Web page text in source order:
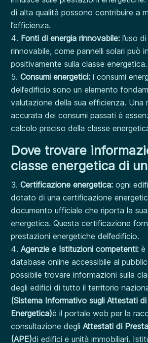
di alta qualità possono contribuire a
l’efficienza.
Fonti di energia rinnovabile: l’uso
rinnovabile, come pannelli solari può
positivamente sulla classe energetica.
Consumi energetici: i consumi
dell’edificio sono un elemento
valutazione della sua efficienza. Una
accurata dei consumi passati è
calcolo preciso della classe
Dove trovare
classe energetica di
Certificazione energetica: ogni
dotato di una certificazione
documento ufficiale che riporta la
energetica. Questa certificazione
prestazioni energetiche dell’edificio.
Agenzie e Istituzioni competenti: è
database online accessibile al
possibile trovare informazioni sulla
degli edifici di tutto il territorio
(Sistema Informativo sugli Attestati
Energetica)è il portale web per la
consultazione degliAttestati di
(APE)di edifici e unità immobiliari.